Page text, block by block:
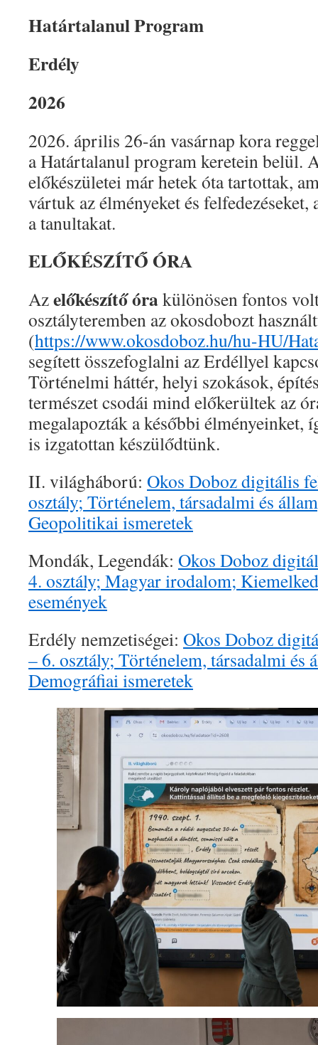
Határtalanul Program
Erdély
2026
2026. április 26-án vasárnap kora
a Határtalanul program keretein belül.
előkészületei már hetek óta tartottak,
vártuk az élményeket és
a tanultakat.
ELŐKÉSZÍTŐ ÓRA
Azelőkészítő órakülönösen fontos
osztályteremben az okosdobozt
(https://www.okosdoboz.hu/hu-HU/
segített összefoglalni az Erdéllyel
Történelmi háttér, helyi szokások,
természet csodái mind előkerültek az
megalapozták a későbbi élményeinket,
is izgatottan készülődtünk.
II. világháború: Okos Doboz digitális
osztály; Történelem, társadalmi és
Geopolitikai ismeretek
Mondák, Legendák: Okos Doboz
4. osztály; Magyar irodalom;
események
Erdély nemzetiségei: Okos Doboz
– 6. osztály; Történelem, társadalmi és
Demográfiai ismeretek